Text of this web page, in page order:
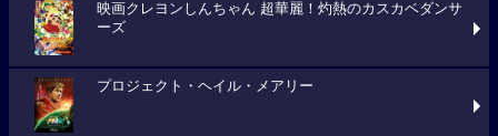
映画クレヨンしんちゃん 超華麗！灼熱のカスカベダンサ
ーズ
プロジェクト・ヘイル・メアリー